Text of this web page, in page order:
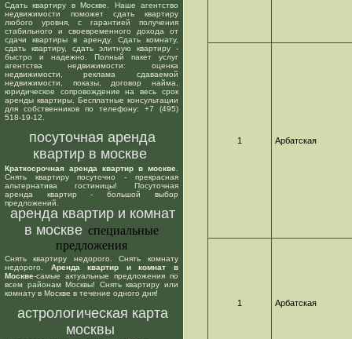
Сдать квартиру в Москве. Наше агентство
недвижимости поможет сдать квартиру
любого уровня, с гарантией получения
стабильного и своевременного дохода от
сдачи квартиры в аренду. Сдать комнату,
сдать квартиру, сдать элитную квартиру -
быстро и надежно. Полный пакет услуг
агентства недвижимости: оценка
недвижимости, реклама сдаваемой
недвижимости, показы, договор найма,
юридическое сопровождение на весь срок
аренды квартиры. Бесплатные консультации
для собственников по телефону: +7 (495)
518-19-12.
посуточная аренда
квартир в москве
Краткосрочная аренда квартир в москве
Снять квартиру посуточно - прекрасная
альтернатива гостиницы! Посуточная
аренда квартир - большой выбор
предложений.
аренда квартир и комнат
в москве специальные
предложения
Снять квартиру недорого. Снять комнату
недорого. Аренда квартир и комнат в
Москве-самые актуальные предложения по
всем районам Москвы! Снять квартиру или
комнату в Москве в течение одного дня!
астрологическая карта
москвы
1 Арбатская
1 Арбатская